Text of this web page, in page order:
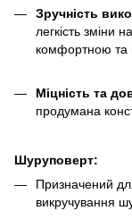
Зручність
легкість зміни
комфортною та
Міцність та
продумана
Шуруповерт:
Призначений
викручування